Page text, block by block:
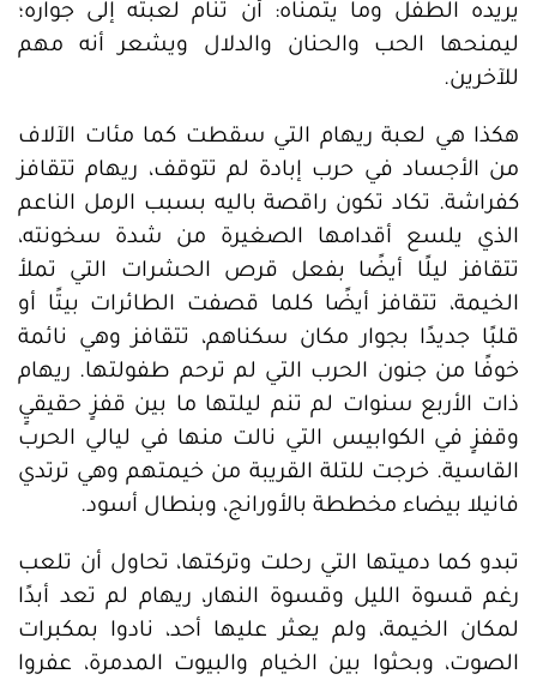
يريده الطفل وما يتمناه: أن تنام لعبته إلى جواره؛
ليمنحها الحب والحنان والدلال ويشعر أنه مهم
للآخرين.
هكذا هي لعبة ريهام التي سقطت كما مئات الآلاف
من الأجساد في حرب إبادة لم تتوقف، ريهام تتقافز
كفراشة. تكاد تكون راقصة باليه بسبب الرمل الناعم
الذي يلسع أقدامها الصغيرة من شدة سخونته،
تتقافز ليلًا أيضًا بفعل قرص الحشرات التي تملأ
الخيمة، تتقافز أيضًا كلما قصفت الطائرات بيتًا أو
قلبًا جديدًا بجوار مكان سكناهم، تتقافز وهي نائمة
خوفًا من جنون الحرب التي لم ترحم طفولتها. ريهام
ذات الأربع سنوات لم تنم ليلتها ما بين قفزٍ حقيقيٍ
وقفزٍ في الكوابيس التي نالت منها في ليالي الحرب
القاسية. خرجت للتلة القريبة من خيمتهم وهي ترتدي
فانيلا بيضاء مخططة بالأورانج، وبنطال أسود.
تبدو كما دميتها التي رحلت وتركتها، تحاول أن تلعب
رغم قسوة الليل وقسوة النهار، ريهام لم تعد أبدًا
لمكان الخيمة، ولم يعثر عليها أحد، نادوا بمكبرات
الصوت، وبحثوا بين الخيام والبيوت المدمرة، عفروا